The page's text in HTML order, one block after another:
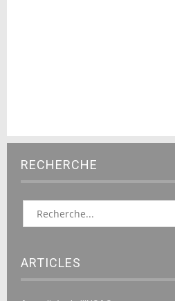
RECHERCHE
ARTICLES